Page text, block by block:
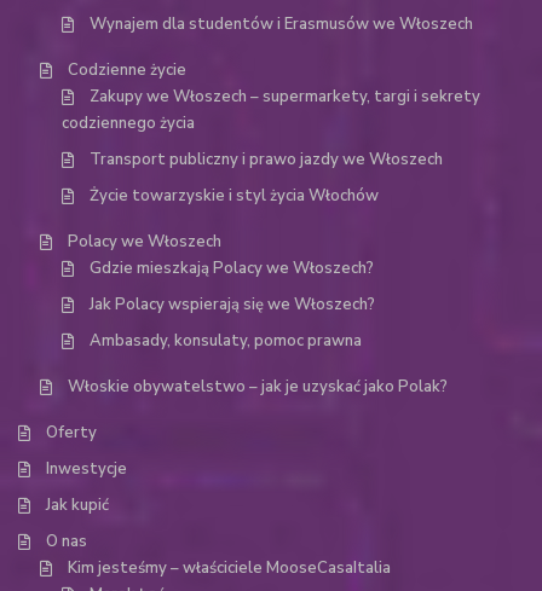
Wynajem dla studentów i Erasmusów we Włoszech
Codzienne życie
Zakupy we Włoszech – supermarkety, targi i sekrety
codziennego życia
Transport publiczny i prawo jazdy we Włoszech
Życie towarzyskie i styl życia Włochów
Polacy we Włoszech
Gdzie mieszkają Polacy we Włoszech?
Jak Polacy wspierają się we Włoszech?
Ambasady, konsulaty, pomoc prawna
Włoskie obywatelstwo – jak je uzyskać jako Polak?
Oferty
Inwestycje
Jak kupić
O nas
Kim jesteśmy – właściciele MooseCasaItalia